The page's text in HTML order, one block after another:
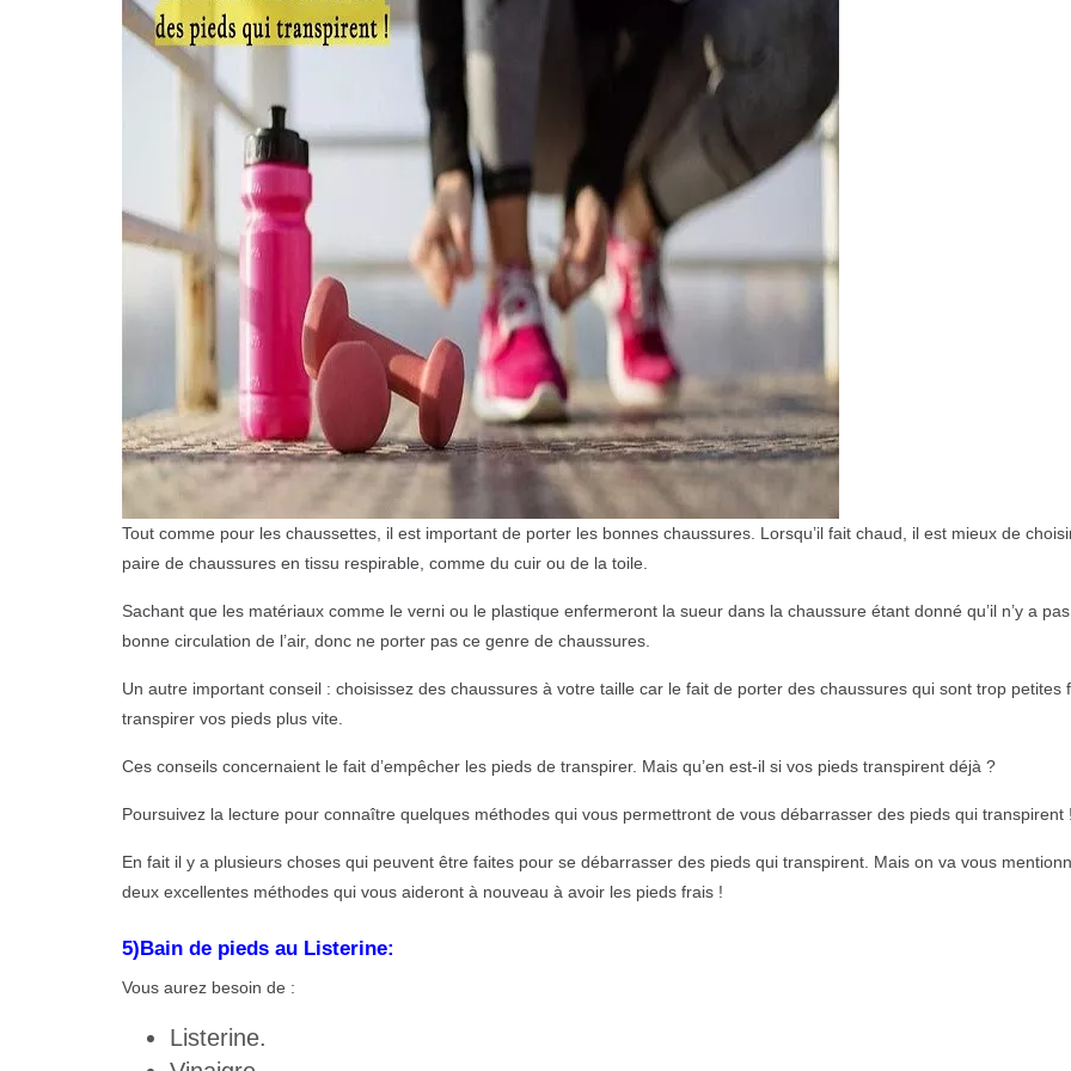
Tout comme pour les chaussettes, il est important de porter les bonnes chaussures. Lorsqu’il fait chaud, il est mieux de
paire de chaussures en tissu respirable, comme du cuir ou de la toile.
Sachant que les matériaux comme le verni ou le plastique enfermeront la sueur dans la chaussure étant donné qu’il n’y a
bonne circulation de l’air, donc ne porter pas ce genre de chaussures.
Un autre important conseil : choisissez des chaussures à votre taille car le fait de porter des chaussures qui sont trop petites
transpirer vos pieds plus vite.
Ces conseils concernaient le fait d’empêcher les pieds de transpirer. Mais qu’en est-il si vos pieds transpirent déjà ?
Poursuivez la lecture pour connaître quelques méthodes qui vous permettront de vous débarrasser des pieds qui transpirent !
En fait il y a plusieurs choses qui peuvent être faites pour se débarrasser des pieds qui transpirent. Mais on va vous
deux excellentes méthodes qui vous aideront à nouveau à avoir les pieds frais !
5)Bain de pieds au Listerine:
Vous aurez besoin de :
Listerine.